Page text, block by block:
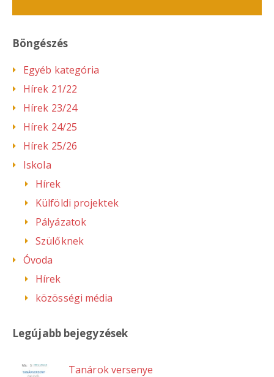
Böngészés
Egyéb kategória
Hírek 21/22
Hírek 23/24
Hírek 24/25
Hírek 25/26
Iskola
Hírek
Külföldi projektek
Pályázatok
Szülőknek
Óvoda
Hírek
közösségi média
Legújabb bejegyzések
Tanárok versenye